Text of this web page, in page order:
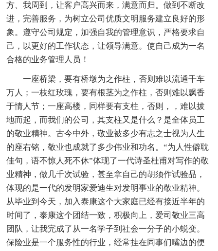
方、我周到，让客户高兴而来，满意而归。做到不断改
进，完善服务，为树立公司优质文明服务建立良好的形
象。遵守公司规定，加强自我的管理意识，严格要求自
己，以更好的工作状态，让领导满意。使自己成为一名
合格的业务管理人员！
一座桥梁，要有桥墩为之作柱，否则难以流通千车
万人；一枝红玫瑰，要有根茎为之作柱，否则难以飘香
于情人节；一座高楼，同样要有支柱，否则，，难以拔
地而起，而我们的公司，其支柱又是什么？是全体员工
的敬业精神。古今中外，敬业被多少有志之士视为人生
的座右铭，敬业也成就了多少伟业和功名。“为人性僻耽
佳句，语不惊人死不休”体现了一代诗圣杜甫对写作的敬
业精神，做几千次试验，甚至拿自己的胡须作试验品，
体现的是一代的发明家爱迪生对发明事业的敬业精神。
从毕业到今天，加入泰康这个大家庭已经有接近半年的
时间了，泰康这个团结一致，积极向上，爱司敬业三高
团队，让我完成了从一名学子到社会一分子的小蜕变。
保险业是一个服务性的行业，经常挂在同事们嘴边的便